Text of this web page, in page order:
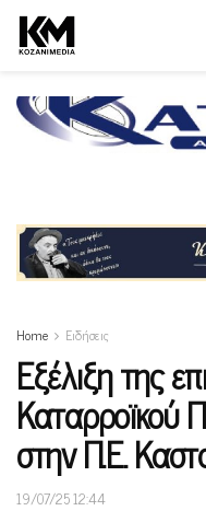
Home Ειδήσεις
Εξέλιξη της
Καταρροϊκού
στην Π.Ε.
19/07/25 12:44